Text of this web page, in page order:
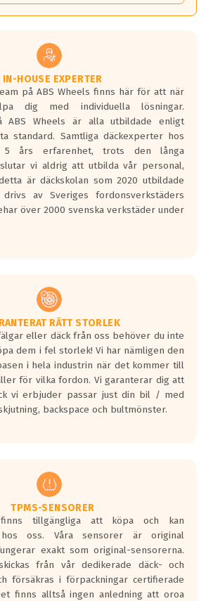
A till F. Där A påvisar
och F är den
delas ut för
lastbilar.
ett test där däcken
en väg där det ligger
skillnaden på
50km/h brukar
överträffa
kommer det finnas
med vågar. Hög
med svarta vågor
påvisar om det är
år 2016.
vågor är redan
nya regelverk.
våg kommer vara
än det
gälla 2016.
IN-HOUSE EXPERTER
på ABS Wheels finns här för att när
dig med individuella lösningar.
ABS Wheels är alla utbildade enligt
standard. Samtliga däckexperter hos
års erfarenhet, trots den långa
vi aldrig att utbilda vår personal,
är däckskolan som 2020 utbildade
drivs av Sveriges fordonsverkstäders
över 2000 svenska verkstäder under
RÄTT STORLEK
eller däck från oss behöver du inte
dem i fel storlek! Vi har nämligen den
i hela industrin när det kommer till
för vilka fordon. Vi garanterar dig att
vi erbjuder passar just din bil / med
backspace och bultmönster.
TPMS-SENSORER
finns tillgängliga att köpa och kan
oss. Våra sensorer är original
exakt som original-sensorerna.
från vår dedikerade däck- och
försäkras i förpackningar certifierade
finns alltså ingen anledning att oroa